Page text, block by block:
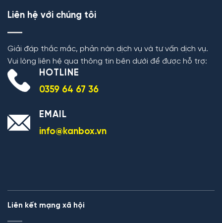
Liên hệ với chúng tôi
Giải đáp thắc mắc, phản nàn dịch vụ và tư vấn dịch vụ.
Vui lòng liên hệ qua thông tin bên dưới để được hỗ trợ:
HOTLINE
0359 64 67 36
EMAIL
info@kanbox.vn
Liên kết mạng xã hội